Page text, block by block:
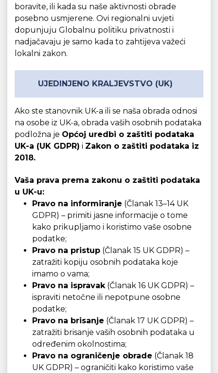
boravite, ili kada su naše aktivnosti obrade
posebno usmjerene. Ovi regionalni uvjeti
dopunjuju Globalnu politiku privatnosti i
nadjačavaju je samo kada to zahtijeva važeći
lokalni zakon.
UJEDINJENO KRALJEVSTVO (UK)
Ako ste stanovnik UK-a ili se naša obrada odnosi
na osobe iz UK-a, obrada vaših osobnih podataka
podložna je Općoj uredbi o zaštiti podataka
UK-a (UK GDPR) i Zakon o zaštiti podataka iz
2018.
Vaša prava prema zakonu o zaštiti podataka
u UK-u:
Pravo na informiranje (Članak 13–14 UK
GDPR) – primiti jasne informacije o tome
kako prikupljamo i koristimo vaše osobne
podatke;
Pravo na pristup (Članak 15 UK GDPR) –
zatražiti kopiju osobnih podataka koje
imamo o vama;
Pravo na ispravak(Članak 16 UK GDPR) –
ispraviti netočne ili nepotpune osobne
podatke;
Pravo na brisanje (Članak 17 UK GDPR) –
zatražiti brisanje vaših osobnih podataka u
određenim okolnostima;
Pravo na ograničenje obrade (Članak 18
UK GDPR) – ograničiti kako koristimo vaše